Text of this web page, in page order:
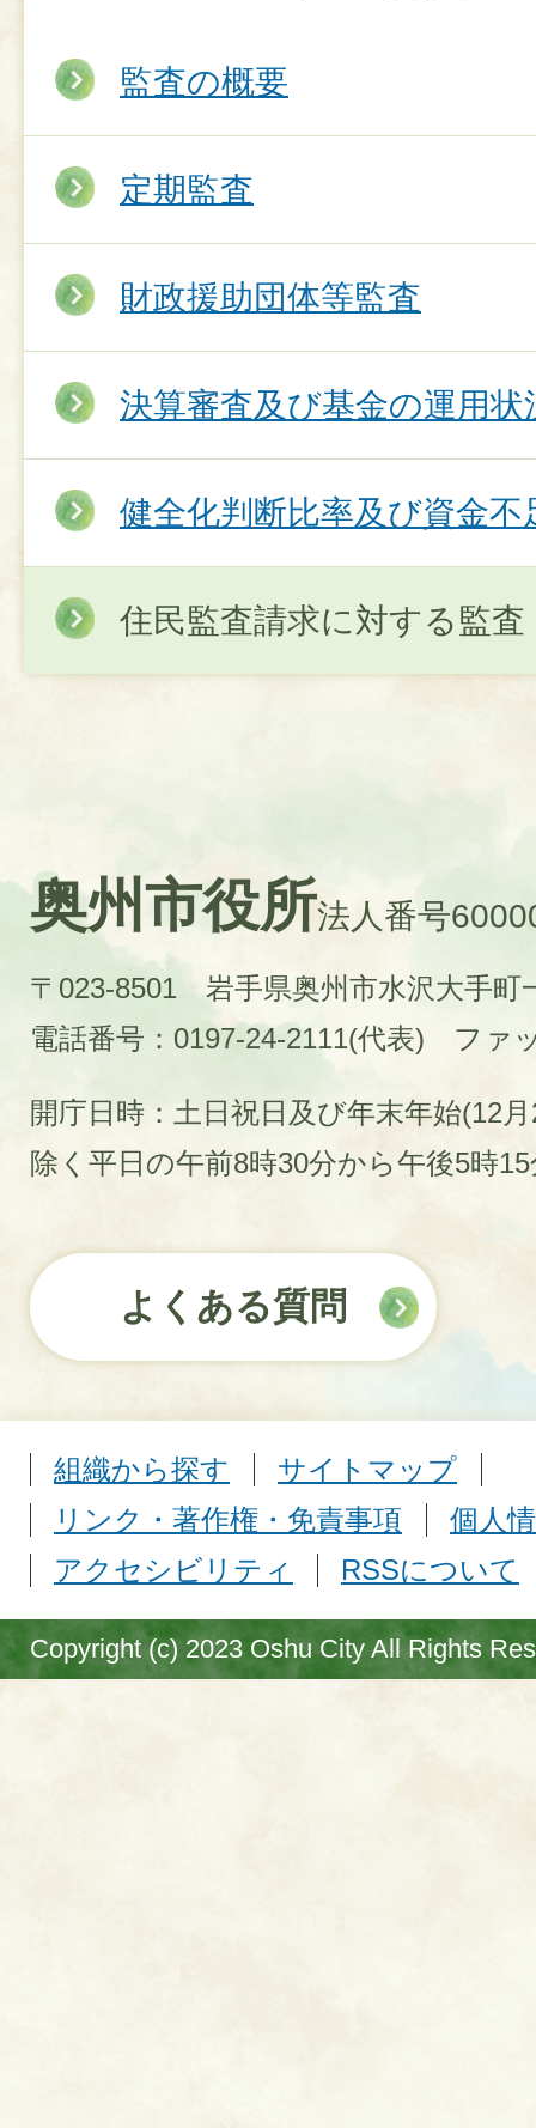
監査の概要
定期監査
財政援助団体等監査
決算審査及び基金の運用状
健全化判断比率及び資金不
住民監査請求に対する監査
奥州市役所法人番号
〒023-8501 岩手県奥州市水沢大手町
電話番号：0197-24-2111(代表)
ファ
開庁日時：土日祝日及び年末年始(12
除く平日の午前8時30分から午後5時
よくある質問
組織から探す
サイトマップ
リンク・著作権・免責事項
個人
アクセシビリティ
RSSについて
Copyright (c) 2023 Oshu City All Rights